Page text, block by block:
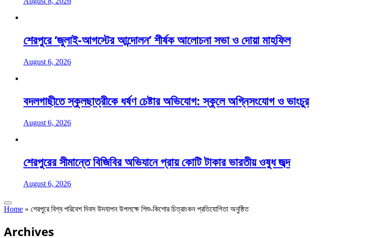
শেরপুরে ‘জুলাই-আগস্টের আন্দোলন’ শীর্ষক আলোচনা সভা ও দোয়া মাহফিল
August 6, 2026
বদলগাছীতে স্কুলছাত্রীকে ধর্ষণ চেষ্টার অভিযোগ: স্কুলে অগ্নিসংযোগ ও ভাংচুর
August 6, 2026
শেরপুরের সীমান্তে বিজিবির অভিযানে প্রায় কোটি টাকার ভারতীয় ওষুধ জব্দ
August 6, 2026
Home » শেরপুরে বিশ্ব পরিবেশ দিবস উদযাপন উপলক্ষে শিশু-কিশোর চিত্রাংকন প্রতিযোগিতা অনুষ্ঠিত
Archives